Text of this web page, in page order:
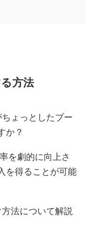
方法
ょっとしたブー
か？
を劇的に向上さ
を得ることが可能
法について解説